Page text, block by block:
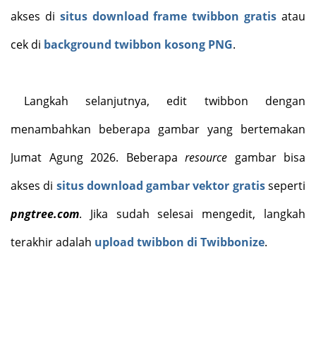
akses di situs download frame twibbon gratis atau
cek di background twibbon kosong PNG.
Langkah selanjutnya, edit twibbon dengan
menambahkan beberapa gambar yang bertemakan
Jumat Agung 2026. Beberapa resource gambar bisa
akses di situs download gambar vektor gratisseperti
pngtree.com. Jika sudah selesai mengedit, langkah
terakhir adalah upload twibbon di Twibbonize.